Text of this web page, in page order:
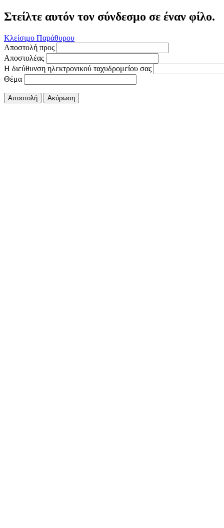
Στείλτε αυτόν τον σύνδεσμο σε έναν φίλο.
Κλείσιμο Παράθυρου
Αποστολή προς
Αποστολέας
Η διεύθυνση ηλεκτρονικού ταχυδρομείου σας
Θέμα
Αποστολή Ακύρωση